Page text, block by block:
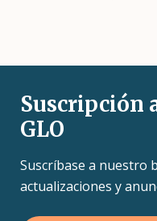
Suscripción
GLO
Suscríbase a nuestro
actualizaciones y